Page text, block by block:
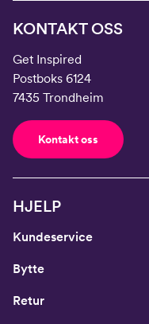
KONTAKT OSS
Get Inspired
Postboks 6124
7435 Trondheim
Kontakt oss
HJELP
Kundeservice
Bytte
Retur